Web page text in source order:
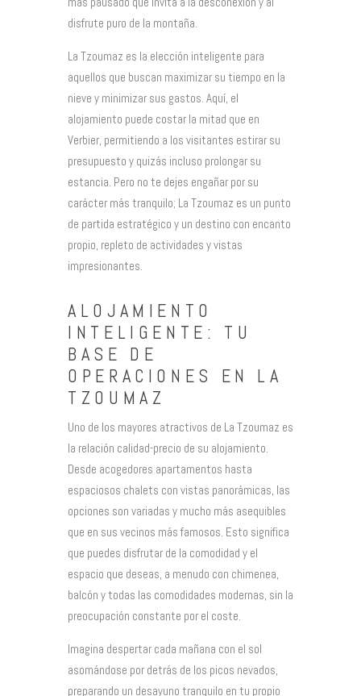
disfrute puro de la montaña.
La Tzoumaz es la elección inteligente para
aquellos que buscan maximizar su tiempo en la
nieve y minimizar sus gastos. Aquí, el
alojamiento puede costar la mitad que en
Verbier, permitiendo a los visitantes estirar su
presupuesto y quizás incluso prolongar su
estancia. Pero no te dejes engañar por su
carácter más tranquilo; La Tzoumaz es un punto
de partida estratégico y un destino con encanto
propio, repleto de actividades y vistas
impresionantes.
ALOJAMIENTO
INTELIGENTE: TU
BASE DE
OPERACIONES EN LA
TZOUMAZ
Uno de los mayores atractivos de La Tzoumaz es
la relación calidad-precio de su alojamiento.
Desde acogedores apartamentos hasta
espaciosos chalets con vistas panorámicas, las
opciones son variadas y mucho más asequibles
que en sus vecinos más famosos. Esto significa
que puedes disfrutar de la comodidad y el
espacio que deseas, a menudo con chimenea,
balcón y todas las comodidades modernas, sin la
preocupación constante por el coste.
Imagina despertar cada mañana con el sol
asomándose por detrás de los picos nevados,
preparando un desayuno tranquilo en tu propio